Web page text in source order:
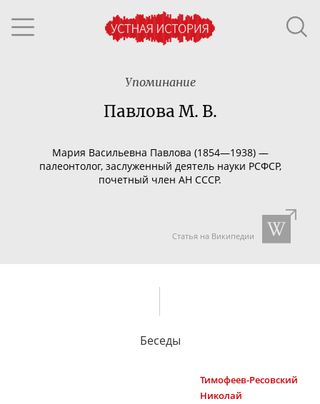
Упоминание
Павлова М. В.
Мария Васильевна Павлова (1854—1938) —
палеонтолог, заслуженный деятель науки РСФСР,
почетный член АН СССР.
Статья на Википедии
Беседы
Тимофеев-Ресовский
Николай